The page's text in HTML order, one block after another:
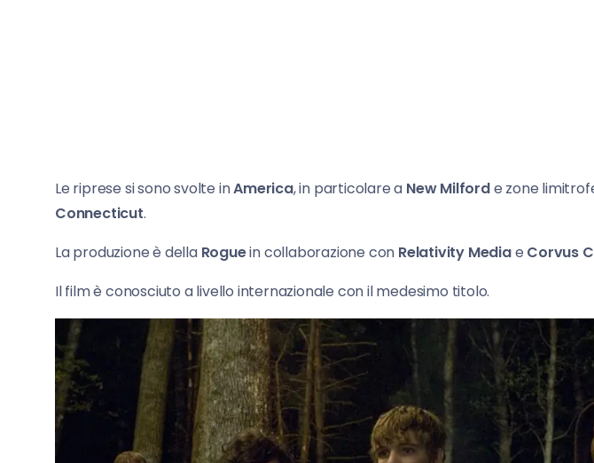
Le riprese si sono svolte inAmerica, in particolare a New Milforde zone
Connecticut.
La produzione è della Roguein collaborazione con Relativity Mediae Corvus
Il film è conosciuto a livello internazionale con il medesimo titolo.